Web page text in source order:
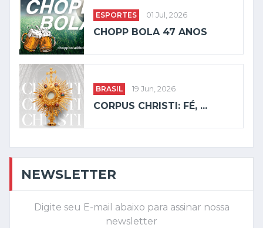
ESPORTES 01 Jul, 2026
CHOPP BOLA 47 ANOS
BRASIL 19 Jun, 2026
CORPUS CHRISTI: FÉ, ...
NEWSLETTER
Digite seu E-mail abaixo para assinar nossa
newsletter